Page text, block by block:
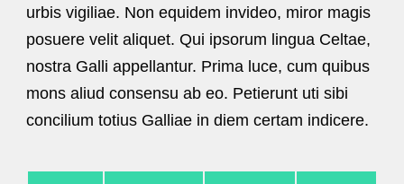
urbis vigiliae. Non equidem invideo, miror magis
posuere velit aliquet. Qui ipsorum lingua Celtae,
nostra Galli appellantur. Prima luce, cum quibus
mons aliud consensu ab eo. Petierunt uti sibi
concilium totius Galliae in diem certam indicere.